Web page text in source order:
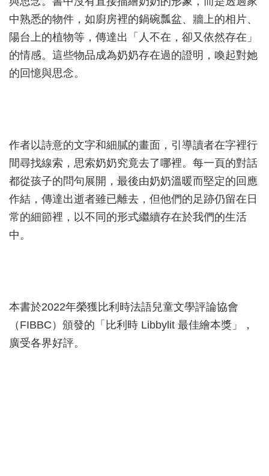
中熟悉的物件，如廚房裡的鍋碗瓢盆、牆上的相片、
陽台上的植物等，傳達出「人不在，卻又依然存在」
的情感。這些物品成為奶奶存在過的證明，喚起對她
的回憶與思念。
作者以詩意的文字和細膩的畫面，引導讀者在字裡行
間尋找線索，思索奶奶究竟去了哪裡。每一頁的對話
都從孩子的問句展開，最後由奶奶溫暖而堅定的回應
作結，傳達出逝者雖已離去，但他們的足跡仍留在日
常的細節裡，以不同的形式繼續存在於我們的生活
中。
本書於2022年榮獲比利時法語兒童文學評論協會
（FIBBC）頒發的「比利時 Libbylit 最佳繪本獎」，
廣受各界好評。